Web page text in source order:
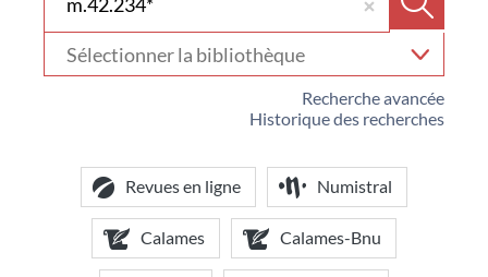
Recherche avancée
Historique des recherches
votre
bibliothèque
Revues en ligne Numistral
Calames Calames-Bnu